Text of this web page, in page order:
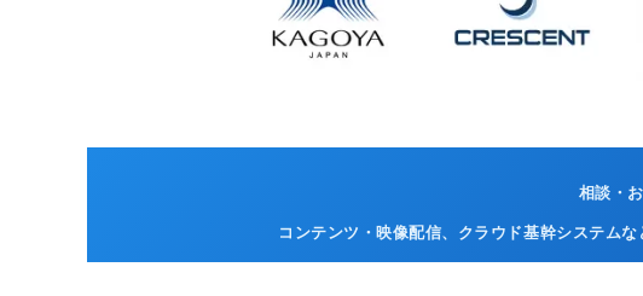
相談・
コンテンツ・映像配信、クラウド基幹システム